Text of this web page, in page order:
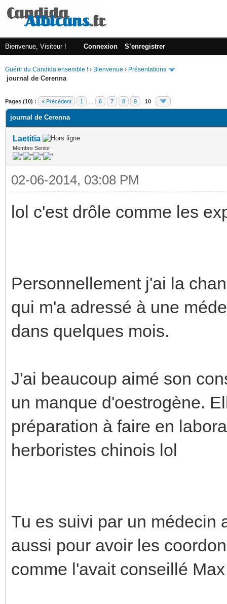
Bienvenue, Visiteur ! Connexion S’enregistrer
Guérir du Candida ensemble ! › Bienvenue › Présentations
journal de Cerenna
Pages (10) : « Précédent 1 6 7 8 9 10
journal de Cerenna
Laetitia
Membre Senior
02-06-2014, 03:08 PM
lol c'est drôle comme les
Personnellement j'ai la
qui m'a adressé à une
dans quelques mois.
J'ai beaucoup aimé son
un manque d'oestrogène.
préparation à faire en
herboristes chinois lol
Tu es suivi par un médecin
aussi pour avoir les
comme l'avait conseillé